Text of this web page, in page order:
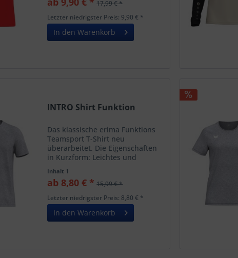
Rundhalsausschnitt Gesticktes
ERIMA Kontrastlogo Gewicht: ca.
160g/m²
17,99 € *
Letzter niedrigster Preis: 9,90 € *
In den Warenkorb
INTRO Shirt Funktion
Das klassische erima Funktions
Teamsport T-Shirt neu
überarbeitet. Die Eigenschaften
in Kurzform: Leichtes und
Funktionspolyester Klassisch
einfarbiges Design Nachhaltiges
wasserloses Dry Dye
Färbeverhalten Gewicht:...
Inhalt 1
ab 8,80 € * 15,99 € *
Letzter niedrigster Preis: 8,80 € *
In den Warenkorb